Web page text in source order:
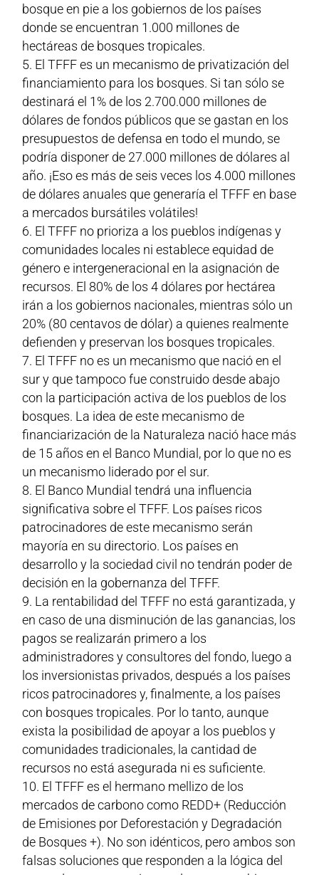
bosque en pie a los gobiernos de los países
donde se encuentran 1.000 millones de
hectáreas de bosques tropicales.
El TFFF es un mecanismo de privatización del
financiamiento para los bosques. Si tan sólo se
destinará el 1% de los 2.700.000 millones de
dólares de fondos públicos que se gastan en los
presupuestos de defensa en todo el mundo, se
podría disponer de 27.000 millones de dólares al
año. ¡Eso es más de seis veces los 4.000 millones
de dólares anuales que generaría el TFFF en base
a mercados bursátiles volátiles!
El TFFF no prioriza a los pueblos indígenas y
comunidades locales ni establece equidad de
género e intergeneracional en la asignación de
recursos. El 80% de los 4 dólares por hectárea
irán a los gobiernos nacionales, mientras sólo un
20% (80 centavos de dólar) a quienes realmente
defienden y preservan los bosques tropicales.
El TFFF no es un mecanismo que nació en el
sur y que tampoco fue construido desde abajo
con la participación activa de los pueblos de los
bosques. La idea de este mecanismo de
financiarización de la Naturaleza nació hace más
de 15 años en el Banco Mundial, por lo que no es
un mecanismo liderado por el sur.
El Banco Mundial tendrá una influencia
significativa sobre el TFFF. Los países ricos
patrocinadores de este mecanismo serán
mayoría en su directorio. Los países en
desarrollo y la sociedad civil no tendrán poder de
decisión en la gobernanza del TFFF.
La rentabilidad del TFFF no está garantizada, y
en caso de una disminución de las ganancias, los
pagos se realizarán primero a los
administradores y consultores del fondo, luego a
los inversionistas privados, después a los países
ricos patrocinadores y, finalmente, a los países
con bosques tropicales. Por lo tanto, aunque
exista la posibilidad de apoyar a los pueblos y
comunidades tradicionales, la cantidad de
recursos no está asegurada ni es suficiente.
El TFFF es el hermano mellizo de los
mercados de carbono como REDD+ (Reducción
de Emisiones por Deforestación y Degradación
de Bosques +). No son idénticos, pero ambos son
falsas soluciones que responden a la lógica del